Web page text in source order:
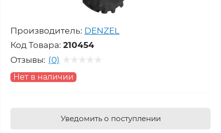
Производитель: DENZEL
Код Товара: 210454
Отзывы: (0)
Нет в наличии
Уведомить о поступлении